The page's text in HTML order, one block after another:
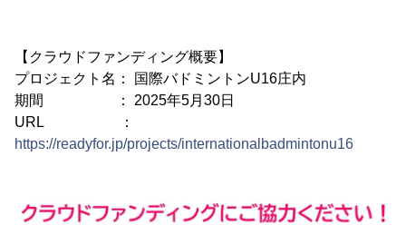
【クラウドファンディング概要】
プロジェクト名： 国際バドミントンU16庄内
期間 ： 2025年5月30日
URL ：
https://readyfor.jp/projects/internationalbadmintonu16